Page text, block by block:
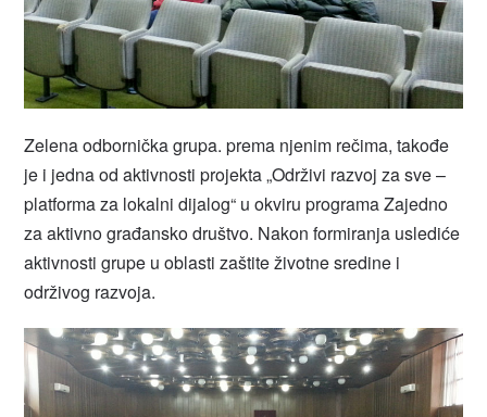
Zelena odbornička grupa. prema njenim rečima, takođe
je i jedna od aktivnosti projekta „Održivi razvoj za sve –
platforma za lokalni dijalog“ u okviru programa Zajedno
za aktivno građansko društvo. Nakon formiranja uslediće
aktivnosti grupe u oblasti zaštite životne sredine i
održivog razvoja.